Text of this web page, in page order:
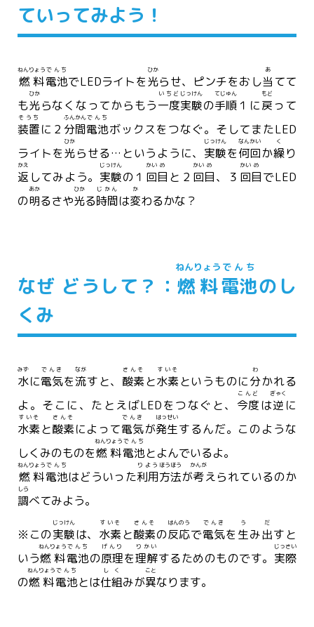
ていってみよう！
燃料
ねんりょう
電池
でんち
でLEDライトを光
ひか
らせ、ピンチをおし当
あ
てて
も光
ひか
らなくなってからもう一度
いちど
実験
じっけん
の手順
てじゅん
１に戻
もど
って
装置
そうち
に２ 分間
ふんかん
電池
でんち
ボックスをつなぐ。そしてまたLED
ライトを光
ひか
らせる…というように、 実験
じっけん
を何回
なんかい
か繰
く
り
返
かえ
してみよう。 実験
じっけん
の１ 回
かい
目
め
と２ 回
かい
目
め
、３ 回
かい
目
め
でLED
の明
あか
るさや光
ひか
る時間
じかん
は変
か
わるかな？
なぜ どうして？： 燃料
ねんりょう
電池
でんち
のし
くみ
水
みず
に電気
でんき
を流
なが
すと、 酸素
さんそ
と水素
すいそ
というものに分
わ
かれる
よ。そこに、たとえばLEDをつなぐと、 今度
こんど
は逆
ぎゃく
に
水素
すいそ
と酸素
さんそ
によって電気
でんき
が発生
はっせい
するんだ。このような
しくみのものを燃料
ねんりょう
電池
でんち
とよんでいるよ。
燃料
ねんりょう
電池
でんち
はどういった利用
りよう
方法
ほうほう
が考
かんが
えられているのか
調
しら
べてみよう。
※この実験
じっけん
は、 水素
すいそ
と酸素
さんそ
の反応
はんのう
で電気
でんき
を 生
う
み出
だ
すと
いう燃料
ねんりょう
電池
でんち
の原理
げんり
を理解
りかい
するためのものです。 実際
じっさい
の燃料
ねんりょう
電池
でんち
とは仕組
しく
みが異
こと
なります。